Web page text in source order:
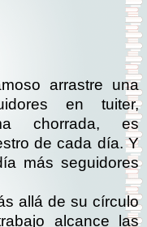
arrastre una
en tuiter,
chorrada, es
de cada día. Y
más seguidores
allá de su círculo
alcance las